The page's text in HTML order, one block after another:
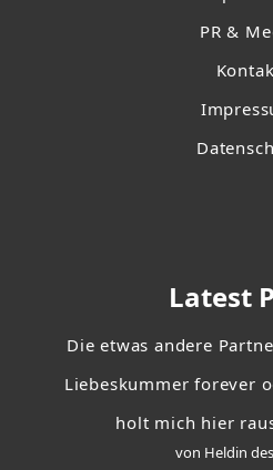
PR &
Latest
Die etwas andere
Liebeskummer forever
holt mich hier
von Heldin